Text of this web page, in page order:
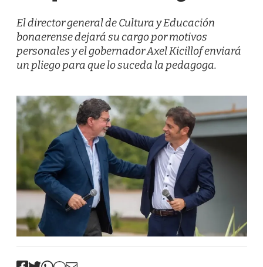
El director general de Cultura y Educación
bonaerense dejará su cargo por motivos
personales y el gobernador Axel Kicillof enviará
un pliego para que lo suceda la pedagoga.